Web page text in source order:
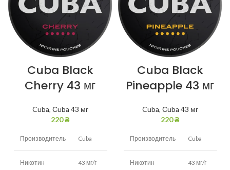
Cuba Black
Cherry 43 мг
Cuba, Сuba 43 мг
220₴
Производитель Cuba
Никотин 43 мг/г
Cuba Black
Pineapple 43 мг
Cuba, Сuba 43 мг
220₴
Производитель Cuba
Никотин 43 мг/г